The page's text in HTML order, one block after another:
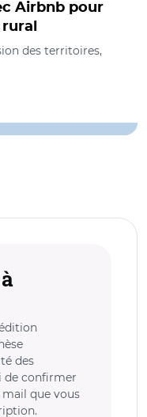
Airbnb pour
des territoires,
des
de confirmer
que vous